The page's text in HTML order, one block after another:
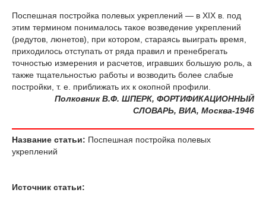
Поспешная постройка полевых укреплений — в XIX в. под
этим термином понималось такое возведение укреплений
(редутов, люнетов), при котором, стараясь выиграть время,
приходилось отступать от ряда правил и пренебрегать
точностью измерения и расчетов, игравших большую роль, а
также тщательностью работы и возводить более слабые
постройки, т. е. приближать их к окопной профили.
Полковник В.Ф. ШПЕРК, ФОРТИФИКАЦИОННЫЙ
СЛОВАРЬ, ВИА, Москва-1946
Название статьи: Поспешная постройка полевых
укреплений
Источник статьи: